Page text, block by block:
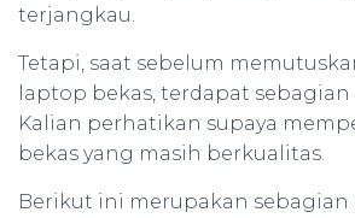
terjangkau.
Tetapi, saat sebelum
laptop bekas, terdapat
Kalian perhatikan supaya
bekas yang masih berkualitas.
Berikut ini merupakan sebagian